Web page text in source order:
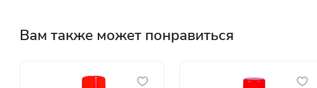
Вам также может понравиться